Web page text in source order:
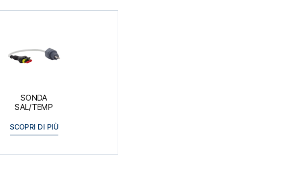
SONDA
SAL/TEMP
SCOPRI DI PIÙ